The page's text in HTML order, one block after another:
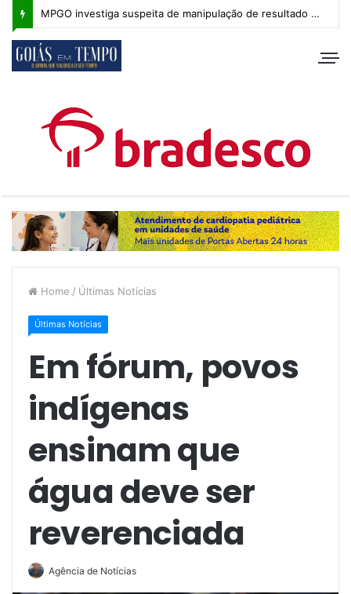
MPGO investiga suspeita de manipulação de resultado na Copa Goiás Sub-20
Home / Últimas Notícias
Últimas Notícias
Em fórum, povos
indígenas
ensinam que
água deve ser
reverenciada
Agência de Notícias